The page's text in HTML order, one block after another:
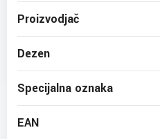
Proizvodjač
Dezen
Specijalna oznaka
EAN